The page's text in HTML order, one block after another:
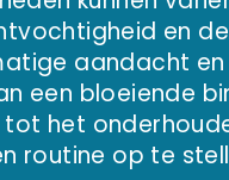
en
aandacht
een bloeiende
het
routine op te